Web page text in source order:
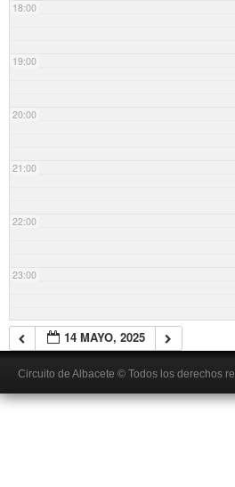
18:00
19:00
20:00
21:00
22:00
23:00
14 MAYO, 2025
Circuito de Albacete © Todos los derechos